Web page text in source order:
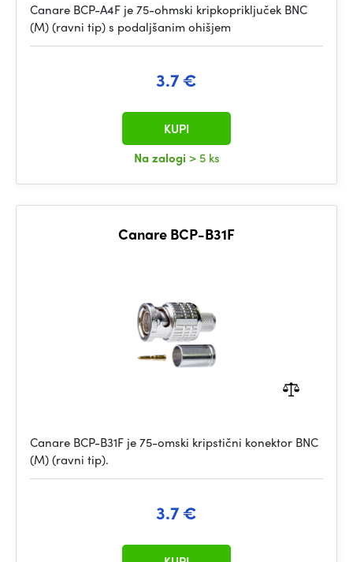
Canare BCP-A4F je 75-ohmski kripkopriključek BNC
(M) (ravni tip) s podaljšanim ohišjem
3.7 €
Na zalogi > 5 ks
KUPI
Canare BCP-B31F
Canare BCP-B31F je 75-omski kripstični konektor BNC
(M) (ravni tip).
3.7 €